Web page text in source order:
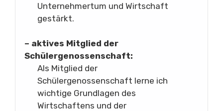
Unternehmertum und Wirtschaft
gestärkt.
– aktives Mitglied der
Schülergenossenschaft:
Als Mitglied der
Schülergenossenschaft lerne ich
wichtige Grundlagen des
Wirtschaftens und der